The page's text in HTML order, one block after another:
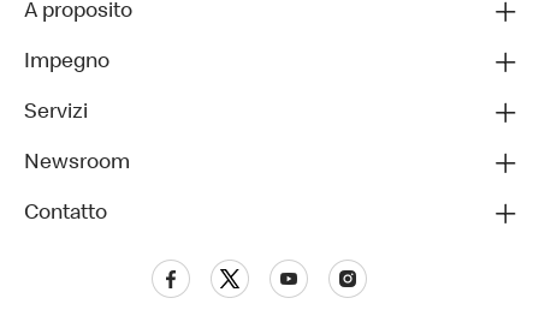
A proposito
Impegno
Servizi
Newsroom
Contatto